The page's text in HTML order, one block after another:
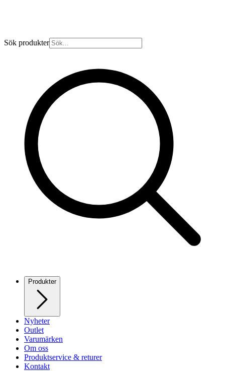
Sök produkter
Produkter
Nyheter
Outlet
Varumärken
Om oss
Produktservice & returer
Kontakt